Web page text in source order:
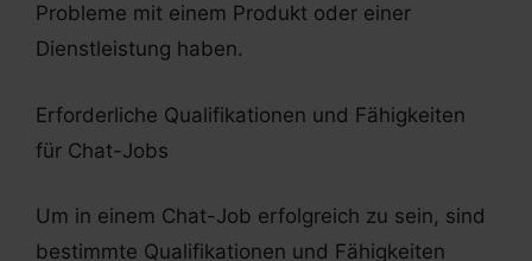
Probleme mit einem Produkt oder einer
Dienstleistung haben.
Erforderliche Qualifikationen und Fähigkeiten
für Chat-Jobs
Um in einem Chat-Job erfolgreich zu sein, sind
bestimmte Qualifikationen und Fähigkeiten